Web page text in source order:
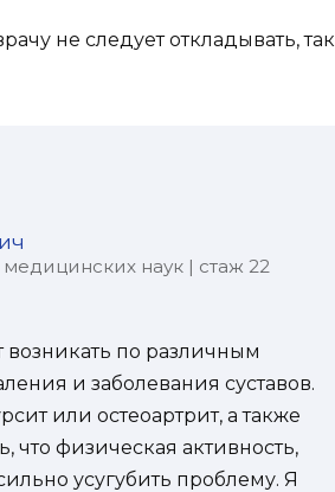
не следует откладывать, так
наук | стаж 22
возникать по различным
и заболевания суставов.
или остеоартрит, а также
физическая активность,
усугубить проблему. Я